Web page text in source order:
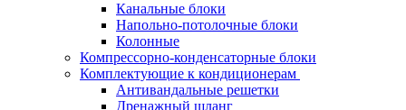
Канальные блоки
Напольно-потолочные блоки
Колонные
Компрессорно-конденсаторные блоки
Комплектующие к кондиционерам
Антивандальные решетки
Дренажный шланг